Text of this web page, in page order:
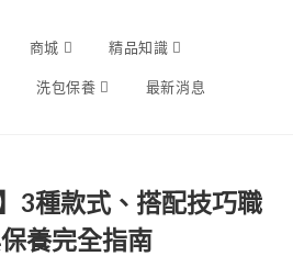
商城 精品知識
洗包保養 最新消息
3種款式、搭配技巧職
養完全指南